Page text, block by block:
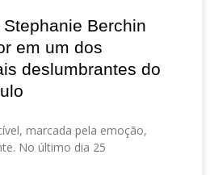
Berchin
em um dos
deslumbrantes do
marcada pela emoção,
No último dia 25